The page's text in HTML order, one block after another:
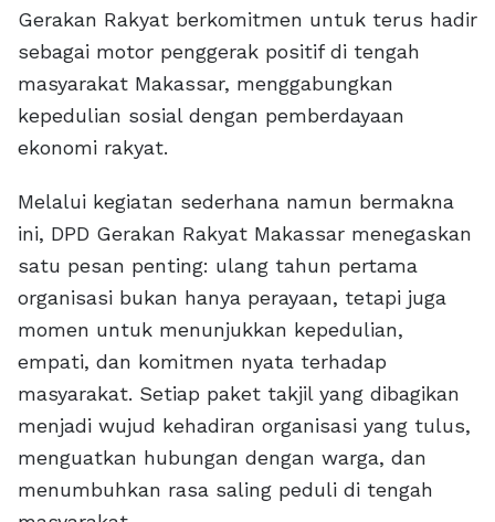
Gerakan Rakyat berkomitmen untuk terus hadir
sebagai motor penggerak positif di tengah
masyarakat Makassar, menggabungkan
kepedulian sosial dengan pemberdayaan
ekonomi rakyat.
Melalui kegiatan sederhana namun bermakna
ini, DPD Gerakan Rakyat Makassar menegaskan
satu pesan penting: ulang tahun pertama
organisasi bukan hanya perayaan, tetapi juga
momen untuk menunjukkan kepedulian,
empati, dan komitmen nyata terhadap
masyarakat. Setiap paket takjil yang dibagikan
menjadi wujud kehadiran organisasi yang tulus,
menguatkan hubungan dengan warga, dan
menumbuhkan rasa saling peduli di tengah